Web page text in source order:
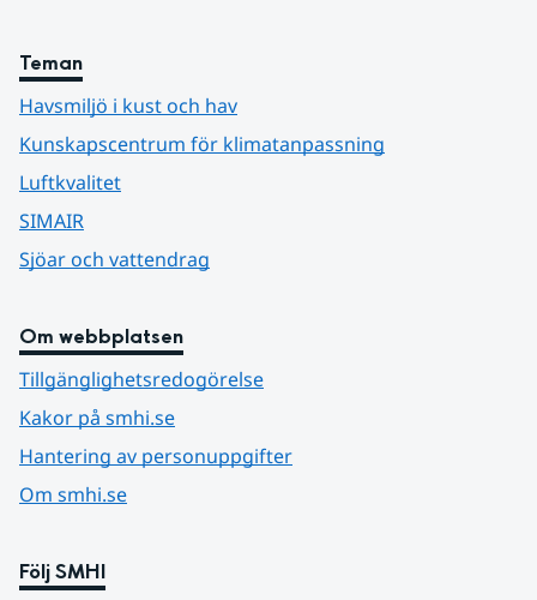
Teman
Havsmiljö i kust och hav
Kunskapscentrum för klimatanpassning
Luftkvalitet
SIMAIR
Sjöar och vattendrag
Om webbplatsen
Tillgänglighetsredogörelse
Kakor på smhi.se
Hantering av personuppgifter
Om smhi.se
Följ SMHI